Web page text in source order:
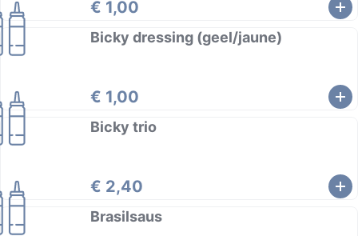
€ 1,00
Bicky dressing (geel/jaune)
€ 1,00
Bicky trio
€ 2,40
Brasilsaus